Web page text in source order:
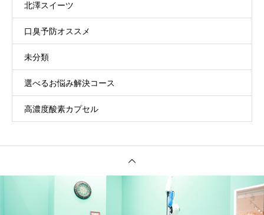
北澤スイーツ
口臭予防オススメ
未分類
選べるお悩み解決コース
高濃度酸素カプセル